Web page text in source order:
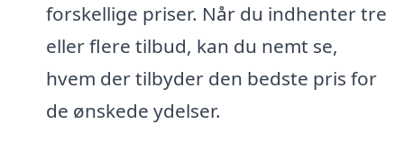
forskellige priser. Når du indhenter tre
eller flere tilbud, kan du nemt se,
hvem der tilbyder den bedste pris for
de ønskede ydelser.